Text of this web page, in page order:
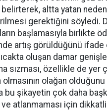
altta yatan
gerektiğini söyledi.
başlamasıyla birlikte
artış görüldüğünü ifade
oluşan damar
sızması, özellikle de yer
olağan olduğunu
bu şikayetin çok daha
atlanmaması için